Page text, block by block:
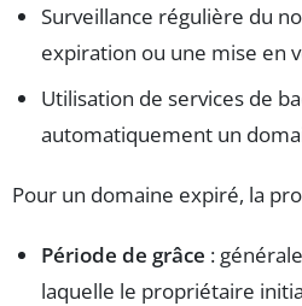
Surveillance régulière du
expiration ou une mise en
Utilisation de services de
automatiquement un
Pour un domaine expiré, la
Période de grâce :
laquelle le propriétaire